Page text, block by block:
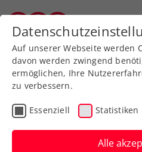
Zurück zur
Rollstuhltennis
Auf unserer Webseite werden
davon werden zwingend
ermöglichen, Ihre
zu verbessern.
Essenziell Statistiken
Alle